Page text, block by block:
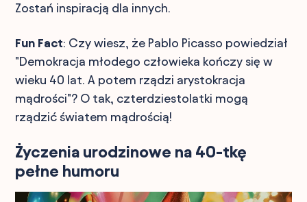
Zostań inspiracją dla innych.
Fun Fact: Czy wiesz, że Pablo Picasso powiedział
"Demokracja młodego człowieka kończy się w
wieku 40 lat. A potem rządzi arystokracja
mądrości"? O tak, czterdziestolatki mogą
rządzić światem mądrością!
Życzenia urodzinowe na 40-tkę
pełne humoru